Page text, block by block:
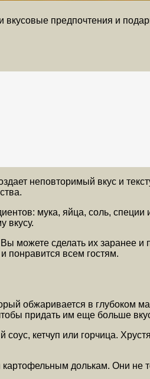
вкусовые предпочтения и
неповторимый вкус и
мука, яйца, соль,
вкусу.
можете сделать их заранее и
понравится всем гостям.
обжаривается в глубоком
придать им еще больше
соус, кетчуп или горчица.
долькам. Они не